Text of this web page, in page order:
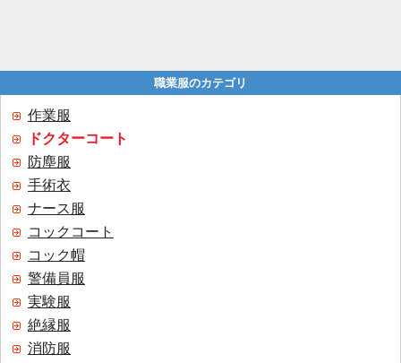
職業服のカテゴリ
作業服
ドクターコート
防塵服
手術衣
ナース服
コックコート
コック帽
警備員服
実験服
絶縁服
消防服